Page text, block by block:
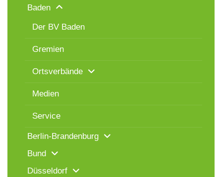
Baden
Der BV Baden
Gremien
Ortsverbände
Medien
Service
Berlin-Brandenburg
Bund
Düsseldorf